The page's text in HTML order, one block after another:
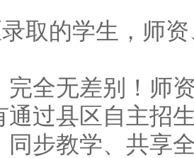
取的学生，师
无差别！师资
县区自主招生
同步教学、共享